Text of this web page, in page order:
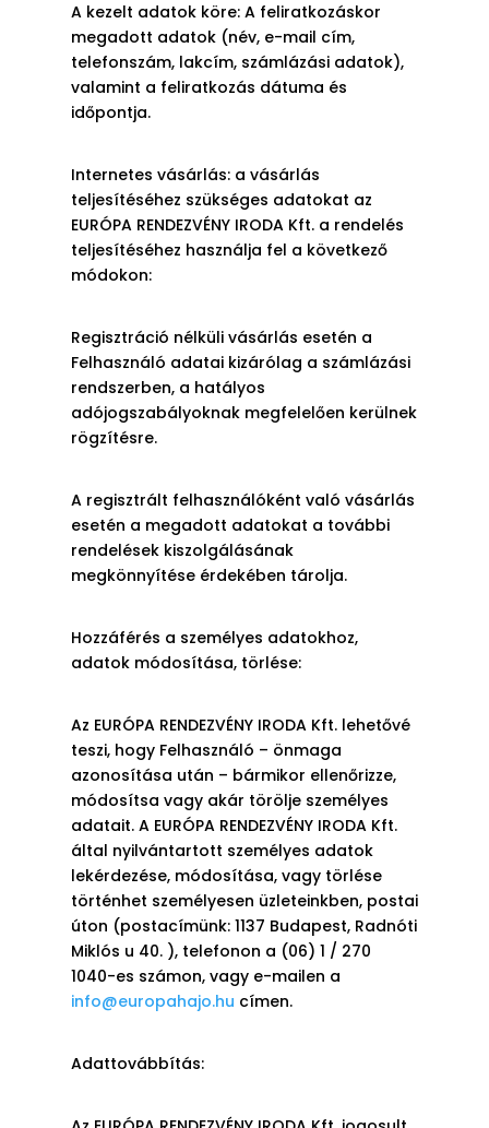
A kezelt adatok köre: A feliratkozáskor
megadott adatok (név, e-mail cím,
telefonszám, lakcím, számlázási adatok),
valamint a feliratkozás dátuma és
időpontja.
Internetes vásárlás: a vásárlás
teljesítéséhez szükséges adatokat az
EURÓPA RENDEZVÉNY IRODA Kft. a rendelés
teljesítéséhez használja fel a következő
módokon:
Regisztráció nélküli vásárlás esetén a
Felhasználó adatai kizárólag a számlázási
rendszerben, a hatályos
adójogszabályoknak megfelelően kerülnek
rögzítésre.
A regisztrált felhasználóként való vásárlás
esetén a megadott adatokat a további
rendelések kiszolgálásának
megkönnyítése érdekében tárolja.
Hozzáférés a személyes adatokhoz,
adatok módosítása, törlése:
Az EURÓPA RENDEZVÉNY IRODA Kft. lehetővé
teszi, hogy Felhasználó – önmaga
azonosítása után – bármikor ellenőrizze,
módosítsa vagy akár törölje személyes
adatait. A EURÓPA RENDEZVÉNY IRODA Kft.
által nyilvántartott személyes adatok
lekérdezése, módosítása, vagy törlése
történhet személyesen üzleteinkben, postai
úton (postacímünk: 1137 Budapest, Radnóti
Miklós u 40. ), telefonon a (06) 1 / 270
1040-es számon, vagy e-mailen a
info@europahajo.hu címen.
Adattovábbítás: